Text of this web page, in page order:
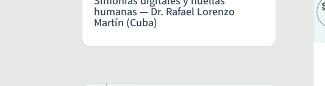
humanas — Dr. Rafael Lorenzo
Martín (Cuba)